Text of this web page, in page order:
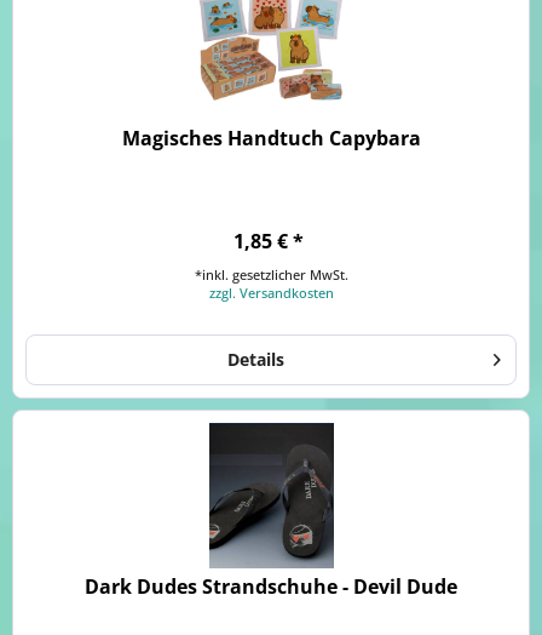
Magisches Handtuch Capybara
1,85 € *
*inkl. gesetzlicher MwSt.
zzgl. Versandkosten
Details
Dark Dudes Strandschuhe - Devil Dude